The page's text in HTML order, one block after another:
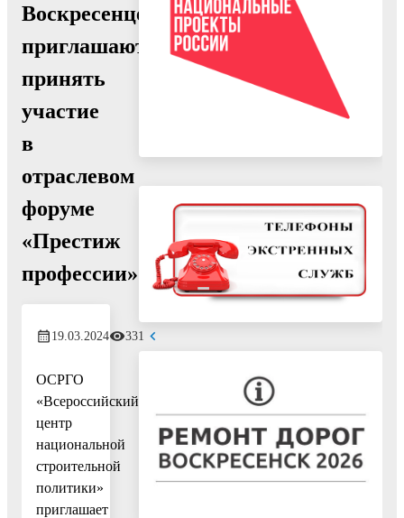
Воскресенцев
приглашают
принять
участие
в
отраслевом
форуме
«Престиж
профессии»
19.03.2024 331
ОСРГО
«Всероссийский
центр
национальной
строительной
политики»
приглашает